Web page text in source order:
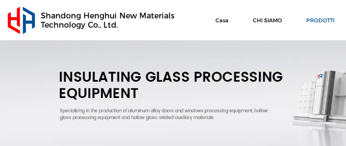
Shandong Henghui New Materials
Technology Co., Ltd.
Casa CHI SIAMO PRODOTTI